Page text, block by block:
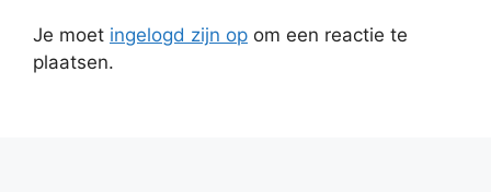
Je moet ingelogd zijn op om een reactie te
plaatsen.